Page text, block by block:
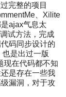
完整的项目
、Xilite
ajax气息太
试方法，完成
码同步设计的
是出过一版
现在代码都不知
是存在一些我
漏洞，对于攻